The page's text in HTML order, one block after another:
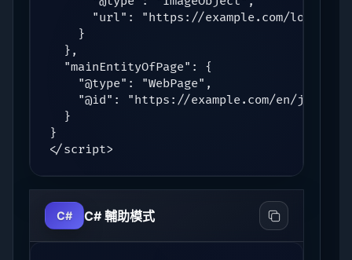
"url": "https://example.com/
    }
  },
  "mainEntityOfPage": {
    "@type": "WebPage",
"@id": "https://example.com/en/json-
  }
}
</script>
C# C# 輔助模式